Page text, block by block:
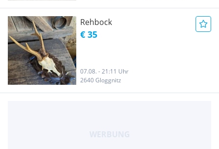
Rehbock
€ 35
07.08. - 21:11 Uhr
2640 Gloggnitz